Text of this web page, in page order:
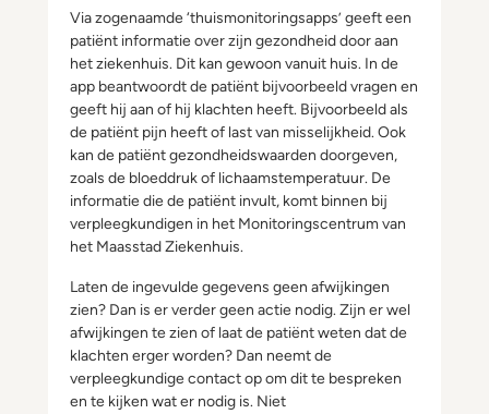
Via zogenaamde ‘thuismonitoringsapps’ geeft een
patiënt informatie over zijn gezondheid door aan
het ziekenhuis. Dit kan gewoon vanuit huis. In de
app beantwoordt de patiënt bijvoorbeeld vragen en
geeft hij aan of hij klachten heeft. Bijvoorbeeld als
de patiënt pijn heeft of last van misselijkheid. Ook
kan de patiënt gezondheidswaarden doorgeven,
zoals de bloeddruk of lichaamstemperatuur. De
informatie die de patiënt invult, komt binnen bij
verpleegkundigen in het Monitoringscentrum van
het Maasstad Ziekenhuis.
Laten de ingevulde gegevens geen afwijkingen
zien? Dan is er verder geen actie nodig. Zijn er wel
afwijkingen te zien of laat de patiënt weten dat de
klachten erger worden? Dan neemt de
verpleegkundige contact op om dit te bespreken
en te kijken wat er nodig is. Niet